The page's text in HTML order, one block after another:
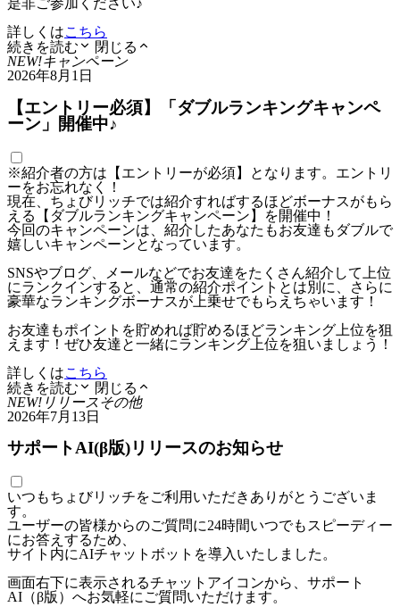
是非ご参加ください♪
詳しくはこちら
続きを読む
閉じる
NEW!キャンペーン
2026年8月1日
【エントリー必須】「ダブルランキングキャンペ
ーン」開催中♪
※紹介者の方は【エントリーが必須】となります。エントリ
ーをお忘れなく！
現在、ちょびリッチでは紹介すればするほどボーナスがもら
える【ダブルランキングキャンペーン】を開催中！
今回のキャンペーンは、紹介したあなたもお友達もダブルで
嬉しいキャンペーンとなっています。
SNSやブログ、メールなどでお友達をたくさん紹介して上位
にランクインすると、通常の紹介ポイントとは別に、さらに
豪華なランキングボーナスが上乗せでもらえちゃいます！
お友達もポイントを貯めれば貯めるほどランキング上位を狙
えます！ぜひ友達と一緒にランキング上位を狙いましょう！
詳しくはこちら
続きを読む
閉じる
NEW! リリースその他
2026年7月13日
サポートAI(β版)リリースのお知らせ
いつもちょびリッチをご利用いただきありがとうございま
す。
ユーザーの皆様からのご質問に24時間いつでもスピーディー
にお答えするため、
サイト内にAIチャットボットを導入いたしました。
画面右下に表示されるチャットアイコンから、サポート
AI（β版）へお気軽にご質問いただけます。